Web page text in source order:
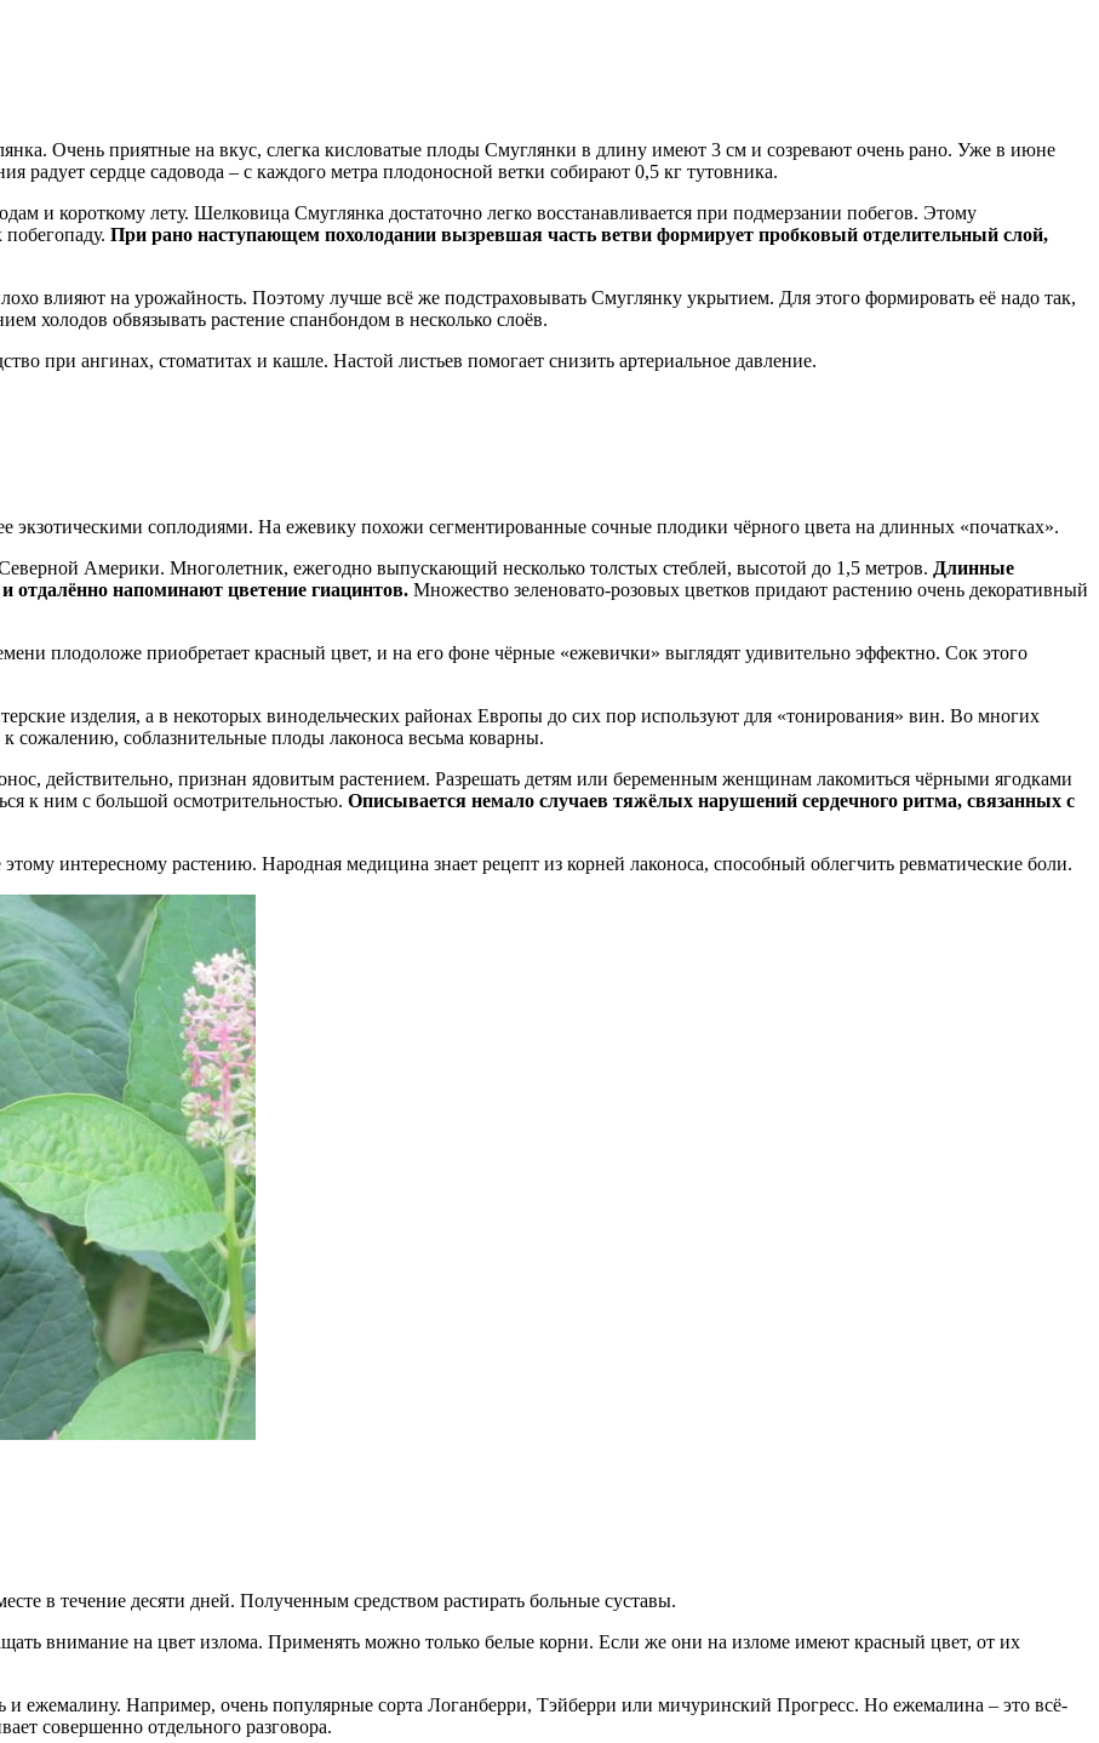
Очень приятные на вкус, слегка кисловатые плоды Смуглянки в длину имеют 3 см и созревают очень рано. Уже в июне
радует сердце садовода – с каждого метра плодоносной ветки собирают 0,5 кг тутовника.
и короткому лету. Шелковица Смуглянка достаточно легко восстанавливается при подмерзании побегов. Этому
побегопаду. При рано наступающем похолодании вызревшая часть ветви формирует пробковый отделительный слой,
влияют на урожайность. Поэтому лучше всё же подстраховывать Смуглянку укрытием. Для этого формировать её надо так,
холодов обвязывать растение спанбондом в несколько слоёв.
при ангинах, стоматитах и кашле. Настой листьев помогает снизить артериальное давление.
соплодиями. На ежевику похожи сегментированные сочные плодики чёрного цвета на длинных «початках».
Америки. Многолетник, ежегодно выпускающий несколько толстых стеблей, высотой до 1,5 метров. Длинные
отдалённо напоминают цветение гиацинтов. Множество зеленовато-розовых цветков придают растению очень декоративный
плодоложе приобретает красный цвет, и на его фоне чёрные «ежевички» выглядят удивительно эффектно. Сок этого
изделия, а в некоторых винодельческих районах Европы до сих пор используют для «тонирования» вин. Во многих
сожалению, соблазнительные плоды лаконоса весьма коварны.
действительно, признан ядовитым растением. Разрешать детям или беременным женщинам лакомиться чёрными ягодками
к ним с большой осмотрительностью. Описывается немало случаев тяжёлых нарушений сердечного ритма, связанных с
интересному растению. Народная медицина знает рецепт из корней лаконоса, способный облегчить ревматические боли.
в течение десяти дней. Полученным средством растирать больные суставы.
внимание на цвет излома. Применять можно только белые корни. Если же они на изломе имеют красный цвет, от их
ежемалину. Например, очень популярные сорта Логанберри, Тэйберри или мичуринский Прогресс. Но ежемалина – это всё-
совершенно отдельного разговора.